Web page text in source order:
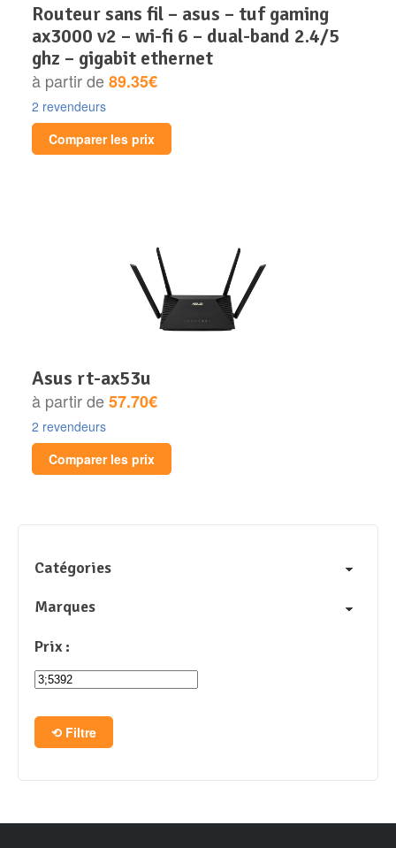
routeur sans fil – asus – tuf gaming
ax3000 v2 – wi-fi 6 – dual-band 2.4/5
ghz – gigabit ethernet
à partir de89.35€
2 revendeurs
Comparer les prix
asus rt-ax53u
à partir de57.70€
2 revendeurs
Comparer les prix
Catégories
Marques
Prix :
Filtre